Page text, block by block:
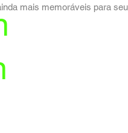
mais memoráveis para